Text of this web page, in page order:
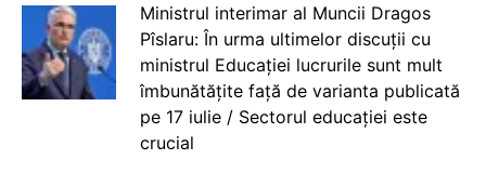
Ministrul interimar al Muncii Dragos
Pîslaru: În urma ultimelor discuții cu
ministrul Educației lucrurile sunt mult
îmbunătățite față de varianta publicată
pe 17 iulie / Sectorul educației este
crucial